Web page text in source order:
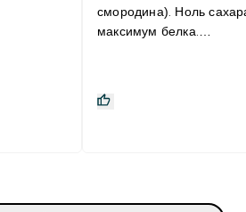
смородина). Ноль
максимум белка.